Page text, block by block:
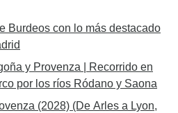
Burdeos con lo más destacado
y Provenza | Recorrido en
por los ríos Ródano y Saona
(2028) (De Arles a Lyon,